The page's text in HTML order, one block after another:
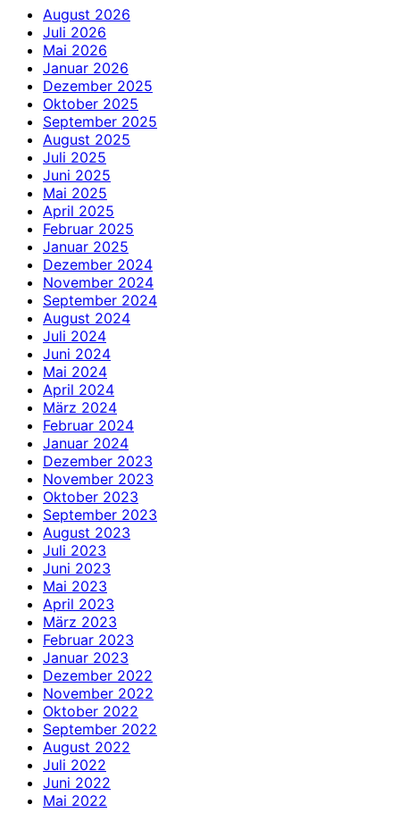
August 2026
Juli 2026
Mai 2026
Januar 2026
Dezember 2025
Oktober 2025
September 2025
August 2025
Juli 2025
Juni 2025
Mai 2025
April 2025
Februar 2025
Januar 2025
Dezember 2024
November 2024
September 2024
August 2024
Juli 2024
Juni 2024
Mai 2024
April 2024
März 2024
Februar 2024
Januar 2024
Dezember 2023
November 2023
Oktober 2023
September 2023
August 2023
Juli 2023
Juni 2023
Mai 2023
April 2023
März 2023
Februar 2023
Januar 2023
Dezember 2022
November 2022
Oktober 2022
September 2022
August 2022
Juli 2022
Juni 2022
Mai 2022